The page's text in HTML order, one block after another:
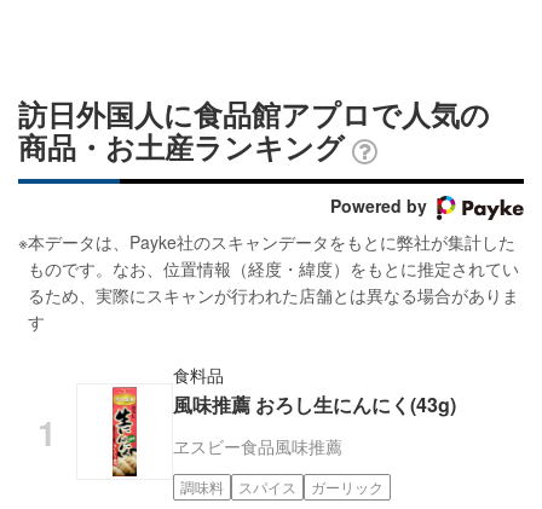
訪日外国人に食品館アプロで人気の
商品・お土産ランキング
Powered by
※本データは、Payke社のスキャンデータをもとに弊社が集計した
ものです。なお、位置情報（経度・緯度）をもとに推定されてい
るため、実際にスキャンが行われた店舗とは異なる場合がありま
す
食料品
風味推薦 おろし生にんにく(43g)
ヱスビー食品風味推薦
調味料 スパイス ガーリック